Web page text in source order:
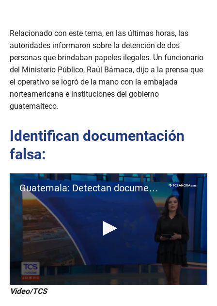
Relacionado con este tema, en las últimas horas, las
autoridades informaron sobre la detención de dos
personas que brindaban papeles ilegales. Un funcionario
del Ministerio Público, Raúl Bámaca, dijo a la prensa que
el operativo se logró de la mano con la embajada
norteamericana e instituciones del gobierno
guatemalteco.
Identifican documentación
falsa:
Guatemala: Detectan documentación falsa al solicitar visa
0
s
Video/TCS